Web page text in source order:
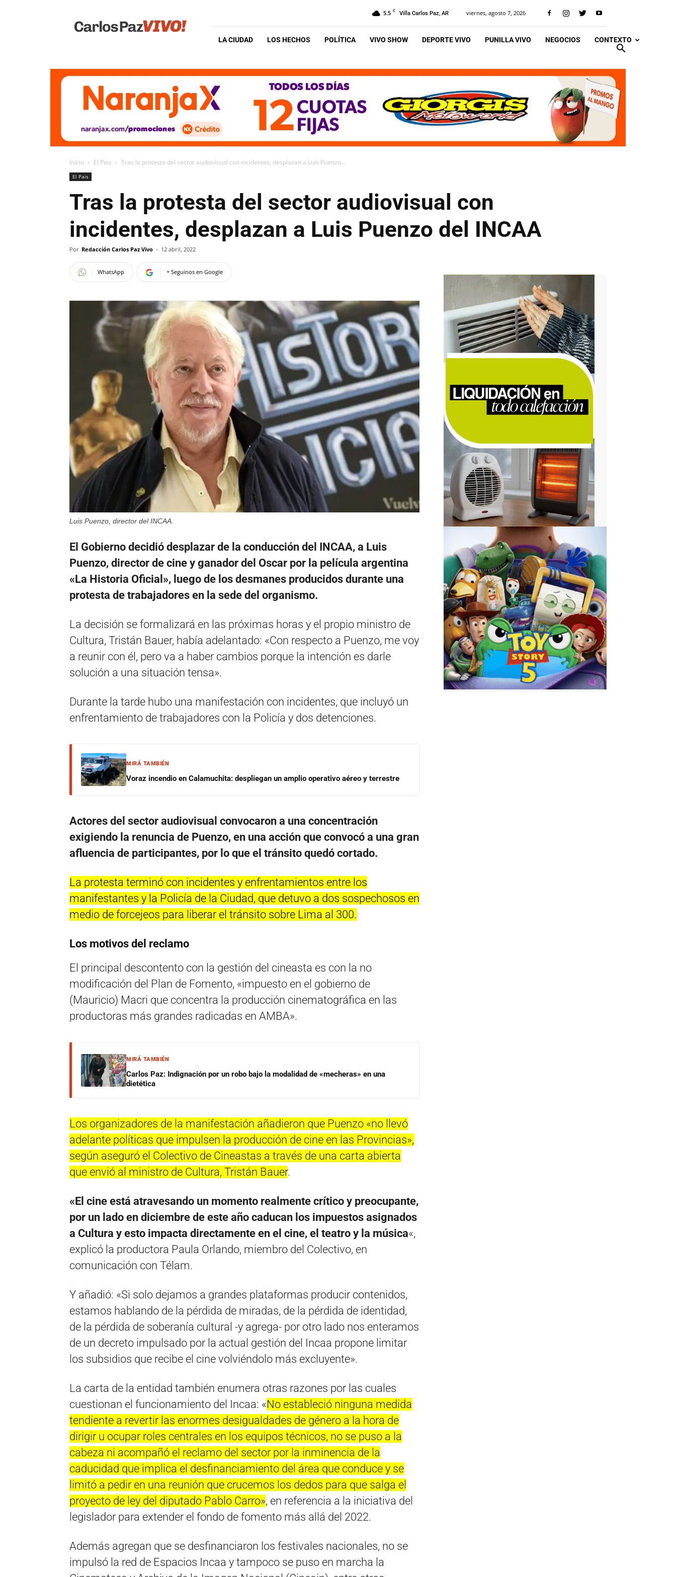
Vivo
5.5 C Villa Carlos Paz, AR viernes, agosto 7, 2026
LA CIUDAD LOS HECHOS POLÍTICA VIVO SHOW DEPORTE VIVO PUNILLA VIVO NEGOCIOS CONTEXTO
Inicio El Pais Tras la protesta del sector audiovisual con incidentes, desplazan a Luis Puenzo...
El Pais
Tras la protesta del sector audiovisual con
incidentes, desplazan a Luis Puenzo del INCAA
Por Redacción Carlos Paz Vivo - 12 abril, 2022
WhatsApp + Seguinos en Google
Luis Puenzo, director del INCAA.
El Gobierno decidió desplazar de la conducción del INCAA, a Luis
Puenzo, director de cine y ganador del Oscar por la película argentina
«La Historia Oficial», luego de los desmanes producidos durante una
protesta de trabajadores en la sede del organismo.
La decisión se formalizará en las próximas horas y el propio ministro de
Cultura, Tristán Bauer, había adelantado: «Con respecto a Puenzo, me voy
a reunir con él, pero va a haber cambios porque la intención es darle
solución a una situación tensa».
Durante la tarde hubo una manifestación con incidentes, que incluyó un
enfrentamiento de trabajadores con la Policía y dos detenciones.
MIRÁ TAMBIÉN
Voraz incendio en Calamuchita: despliegan un amplio operativo aéreo y terrestre
Actores del sector audiovisual convocaron a una concentración
exigiendo la renuncia de Puenzo, en una acción que convocó a una gran
afluencia de participantes, por lo que el tránsito quedó cortado.
La protesta terminó con incidentes y enfrentamientos entre los
manifestantes y la Policía de la Ciudad, que detuvo a dos sospechosos en
medio de forcejeos para liberar el tránsito sobre Lima al 300.
Los motivos del reclamo
El principal descontento con la gestión del cineasta es con la no
modificación del Plan de Fomento, «impuesto en el gobierno de
(Mauricio) Macri que concentra la producción cinematográfica en las
productoras más grandes radicadas en AMBA».
MIRÁ TAMBIÉN
Carlos Paz: Indignación por un robo bajo la modalidad de «mecheras» en una
dietética
Los organizadores de la manifestación añadieron que Puenzo «no llevó
adelante políticas que impulsen la producción de cine en las Provincias»,
según aseguró el Colectivo de Cineastas a través de una carta abierta
que envió al ministro de Cultura, Tristán Bauer.
«El cine está atravesando un momento realmente crítico y preocupante,
por un lado en diciembre de este año caducan los impuestos asignados
a Cultura y esto impacta directamente en el cine, el teatro y la música«,
explicó la productora Paula Orlando, miembro del Colectivo, en
comunicación con Télam.
Y añadió: «Si solo dejamos a grandes plataformas producir contenidos,
estamos hablando de la pérdida de miradas, de la pérdida de identidad,
de la pérdida de soberanía cultural -y agrega- por otro lado nos enteramos
de un decreto impulsado por la actual gestión del Incaa propone limitar
los subsidios que recibe el cine volviéndolo más excluyente».
La carta de la entidad también enumera otras razones por las cuales
cuestionan el funcionamiento del Incaa: «No estableció ninguna medida
tendiente a revertir las enormes desigualdades de género a la hora de
dirigir u ocupar roles centrales en los equipos técnicos, no se puso a la
cabeza ni acompañó el reclamo del sector por la inminencia de la
caducidad que implica el desfinanciamiento del área que conduce y se
limitó a pedir en una reunión que crucemos los dedos para que salga el
proyecto de ley del diputado Pablo Carro», en referencia a la iniciativa del
legislador para extender el fondo de fomento más allá del 2022.
Además agregan que se desfinanciaron los festivales nacionales, no se
impulsó la red de Espacios Incaa y tampoco se puso en marcha la